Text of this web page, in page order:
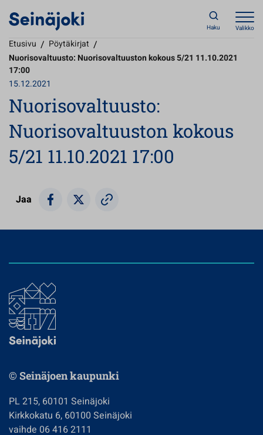
Haku Valikko
Etusivu / Pöytäkirjat /
Nuorisovaltuusto: Nuorisovaltuuston kokous 5/21 11.10.2021
17:00
15.12.2021
Nuorisovaltuusto:
Nuorisovaltuuston kokous
5/21 11.10.2021 17:00
Jaa
© Seinäjoen kaupunki
PL 215, 60101 Seinäjoki
Kirkkokatu 6, 60100 Seinäjoki
vaihde 06 416 2111